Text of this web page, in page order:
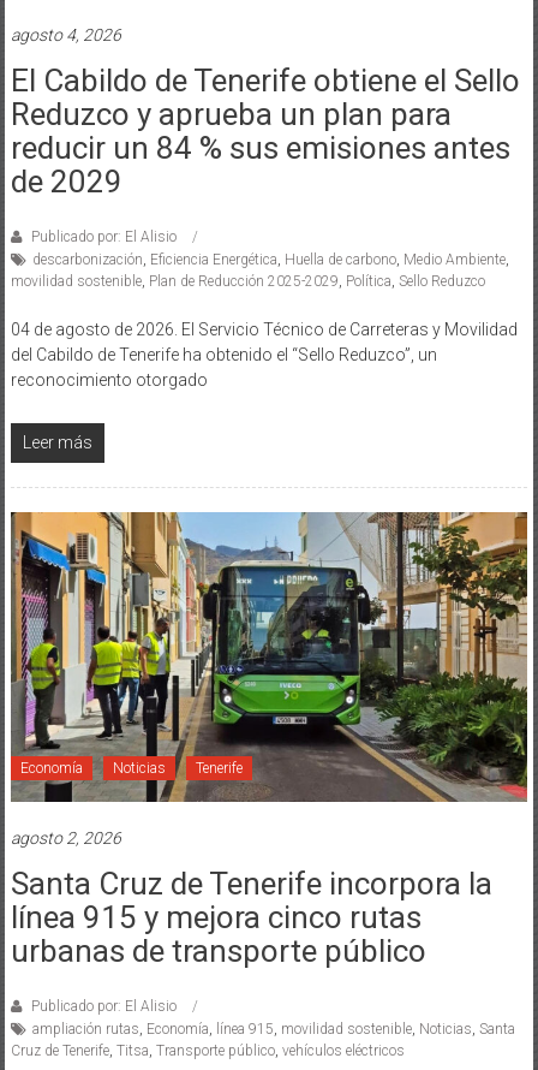
agosto 4, 2026
El Cabildo de Tenerife obtiene el Sello
Reduzco y aprueba un plan para
reducir un 84 % sus emisiones antes
de 2029
Publicado por: El Alisio
descarbonización, Eficiencia Energética, Huella de carbono, Medio Ambiente,
movilidad sostenible, Plan de Reducción 2025-2029, Política, Sello Reduzco
04 de agosto de 2026. El Servicio Técnico de Carreteras y Movilidad
del Cabildo de Tenerife ha obtenido el “Sello Reduzco”, un
reconocimiento otorgado
Leer más
Economía Noticias Tenerife
agosto 2, 2026
Santa Cruz de Tenerife incorpora la
línea 915 y mejora cinco rutas
urbanas de transporte público
Publicado por: El Alisio
ampliación rutas, Economía, línea 915, movilidad sostenible, Noticias, Santa
Cruz de Tenerife, Titsa, Transporte público, vehículos eléctricos